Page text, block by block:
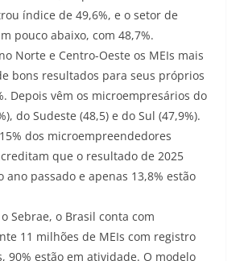
índice de 49,6%, e o setor de
pouco abaixo, com 48,7%.
Norte e Centro-Oeste os MEIs mais
bons resultados para seus próprios
Depois vêm os microempresários do
do Sudeste (48,5) e do Sul (47,9%).
dos microempreendedores
que o resultado de 2025
ano passado e apenas 13,8% estão
Sebrae, o Brasil conta com
11 milhões de MEIs com registro
90% estão em atividade. O modelo